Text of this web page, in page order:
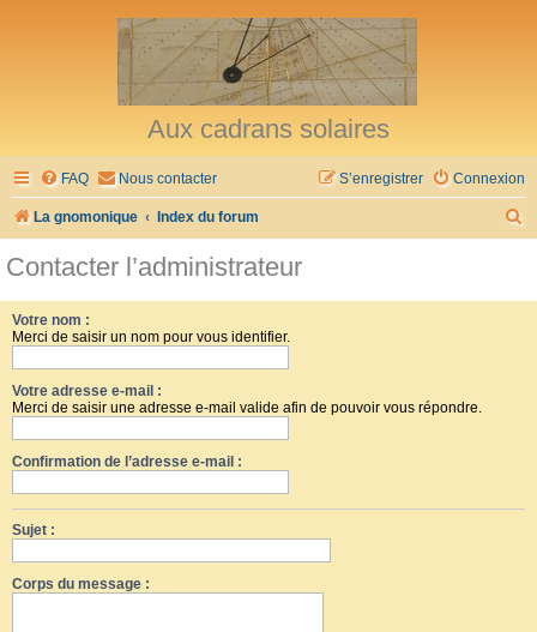
Aux cadrans solaires
FAQ Nous contacter Connexion
S’enregistrer
La gnomonique Index du forum
Contacter l’administrateur
Votre nom :
Merci de saisir un nom pour vous identifier.
Votre adresse e-mail :
Merci de saisir une adresse e-mail valide afin de pouvoir vous répondre.
Confirmation de l’adresse e-mail :
Sujet :
Corps du message :